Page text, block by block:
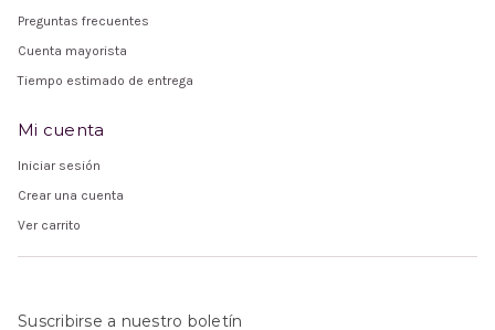
Preguntas frecuentes
Cuenta mayorista
Tiempo estimado de entrega
Mi cuenta
Iniciar sesión
Crear una cuenta
Ver carrito
Suscribirse a nuestro boletín